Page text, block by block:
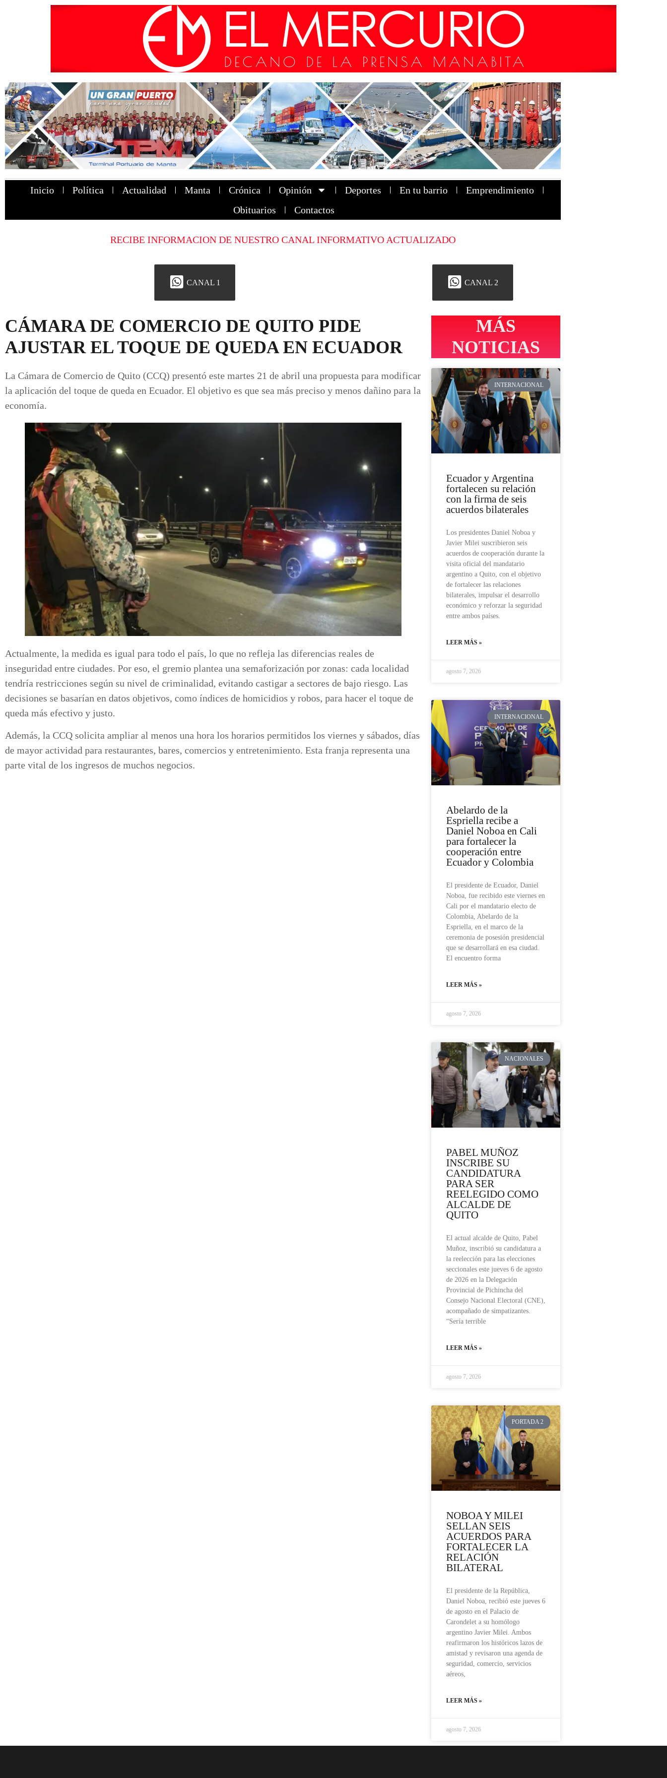
Inicio Política Actualidad Manta Crónica Opinión Deportes En tu barrio
Emprendimiento
Obituarios
Contactos
RECIBE INFORMACION DE NUESTRO CANAL INFORMATIVO ACTUALIZADO
CANAL 1 CANAL 2
CÁMARA DE COMERCIO DE QUITO PIDE
AJUSTAR EL TOQUE DE QUEDA EN ECUADOR
La Cámara de Comercio de Quito (CCQ) presentó este martes 21 de abril una propuesta para modificar
la aplicación del toque de queda en Ecuador. El objetivo es que sea más preciso y menos dañino para la
economía.
Actualmente, la medida es igual para todo el país, lo que no refleja las diferencias reales de
inseguridad entre ciudades. Por eso, el gremio plantea una semaforización por zonas: cada localidad
tendría restricciones según su nivel de criminalidad, evitando castigar a sectores de bajo riesgo. Las
decisiones se basarían en datos objetivos, como índices de homicidios y robos, para hacer el toque de
queda más efectivo y justo.
Además, la CCQ solicita ampliar al menos una hora los horarios permitidos los viernes y sábados, días
de mayor actividad para restaurantes, bares, comercios y entretenimiento. Esta franja representa una
parte vital de los ingresos de muchos negocios.
MÁS
NOTICIAS
INTERNACIONAL
Ecuador y Argentina
fortalecen su relación
con la firma de seis
acuerdos bilaterales
Los presidentes Daniel Noboa y
Javier Milei suscribieron seis
acuerdos de cooperación durante la
visita oficial del mandatario
argentino a Quito, con el objetivo
de fortalecer las relaciones
bilaterales, impulsar el desarrollo
económico y reforzar la seguridad
entre ambos países.
LEER MÁS »
agosto 7, 2026
INTERNACIONAL
Abelardo de la
Espriella recibe a
Daniel Noboa en Cali
para fortalecer la
cooperación entre
Ecuador y Colombia
El presidente de Ecuador, Daniel
Noboa, fue recibido este viernes en
Cali por el mandatario electo de
Colombia, Abelardo de la
Espriella, en el marco de la
ceremonia de posesión presidencial
que se desarrollará en esa ciudad.
El encuentro forma
LEER MÁS »
agosto 7, 2026
NACIONALES
PABEL MUÑOZ
INSCRIBE SU
CANDIDATURA
PARA SER
REELEGIDO COMO
ALCALDE DE
QUITO
El actual alcalde de Quito, Pabel
Muñoz, inscribió su candidatura a
la reelección para las elecciones
seccionales este jueves 6 de agosto
de 2026 en la Delegación
Provincial de Pichincha del
Consejo Nacional Electoral (CNE),
acompañado de simpatizantes.
“Sería terrible
LEER MÁS »
agosto 7, 2026
PORTADA 2
NOBOA Y MILEI
SELLAN SEIS
ACUERDOS PARA
FORTALECER LA
RELACIÓN
BILATERAL
El presidente de la República,
Daniel Noboa, recibió este jueves 6
de agosto en el Palacio de
Carondelet a su homólogo
argentino Javier Milei. Ambos
reafirmaron los históricos lazos de
amistad y revisaron una agenda de
seguridad, comercio, servicios
aéreos,
LEER MÁS »
agosto 7, 2026